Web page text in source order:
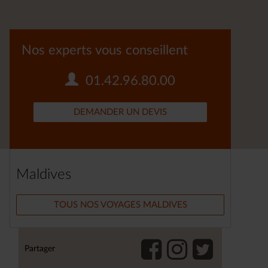
Nos experts vous conseillent
01.42.96.80.00
DEMANDER UN DEVIS
Maldives
TOUS NOS VOYAGES MALDIVES
Partager